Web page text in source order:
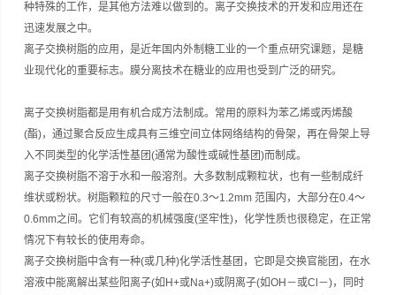
种特殊的工作，是其他方法难以做到的。离子交换技术的开发和应用还在
迅速发展之中。
离子交换树脂的应用，是近年国内外制糖工业的一个重点研究课题，是糖
业现代化的重要标志。膜分离技术在糖业的应用也受到广泛的研究。
离子交换树脂都是用有机合成方法制成。常用的原料为苯乙烯或丙烯酸
(酯)，通过聚合反应生成具有三维空间立体网络结构的骨架，再在骨架上导
入不同类型的化学活性基团(通常为酸性或碱性基团)而制成。
离子交换树脂不溶于水和一般溶剂。大多数制成颗粒状，也有一些制成纤
维状或粉状。树脂颗粒的尺寸一般在0.3～1.2mm 范围内，大部分在0.4～
0.6mm之间。它们有较高的机械强度(坚牢性)，化学性质也很稳定，在正常
情况下有较长的使用寿命。
离子交换树脂中含有一种(或几种)化学活性基团，它即是交换官能团，在水
溶液中能离解出某些阳离子(如H+或Na+)或阴离子(如OH－或Cl－)，同时